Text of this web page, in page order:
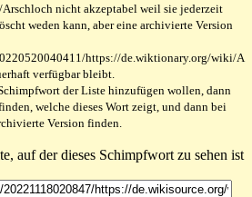
nicht akzeptabel weil sie jederzeit
weden kann, aber eine archivierte Version
https://de.wiktionary.org/wiki/A
verfügbar bleibt.
der Liste hinzufügen wollen, dann
welche dieses Wort zeigt, und dann bei
Version finden.
auf der dieses Schimpfwort zu sehen ist